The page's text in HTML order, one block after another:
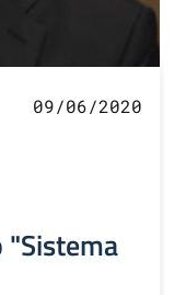
09/06/2020
"Sistema